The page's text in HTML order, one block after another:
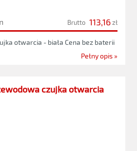
zł
113,16
Brutto
otwarcia - biała Cena bez baterii
Pełny opis »
czujka otwarcia